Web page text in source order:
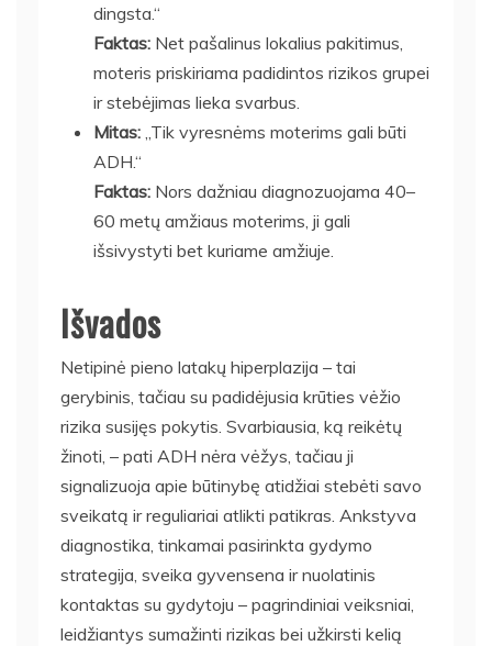
dingsta.“
Faktas: Net pašalinus lokalius pakitimus,
moteris priskiriama padidintos rizikos grupei
ir stebėjimas lieka svarbus.
Mitas: „Tik vyresnėms moterims gali būti
ADH.“
Faktas: Nors dažniau diagnozuojama 40–
60 metų amžiaus moterims, ji gali
išsivystyti bet kuriame amžiuje.
Išvados
Netipinė pieno latakų hiperplazija – tai
gerybinis, tačiau su padidėjusia krūties vėžio
rizika susijęs pokytis. Svarbiausia, ką reikėtų
žinoti, – pati ADH nėra vėžys, tačiau ji
signalizuoja apie būtinybę atidžiai stebėti savo
sveikatą ir reguliariai atlikti patikras. Ankstyva
diagnostika, tinkamai pasirinkta gydymo
strategija, sveika gyvensena ir nuolatinis
kontaktas su gydytoju – pagrindiniai veiksniai,
leidžiantys sumažinti rizikas bei užkirsti kelią